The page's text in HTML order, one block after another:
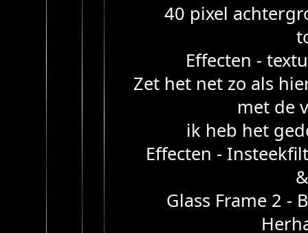
40 pixel
Effecten -
Zet het net zo als
met de
ik heb het
Effecten -
Glass Frame 2 -